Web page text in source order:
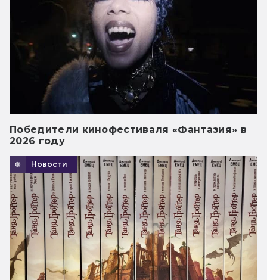
Победители кинофестиваля «Фантазия» в
2026 году
Новости